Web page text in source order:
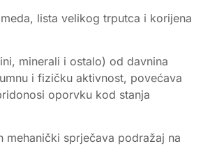
lista velikog trputca i korijena
minerali i ostalo) od davnina
i fizičku aktivnost, povećava
oporvku kod stanja
sprječava podražaj na